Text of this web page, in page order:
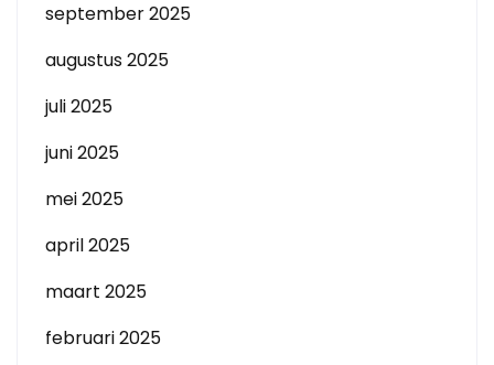
september 2025
augustus 2025
juli 2025
juni 2025
mei 2025
april 2025
maart 2025
februari 2025